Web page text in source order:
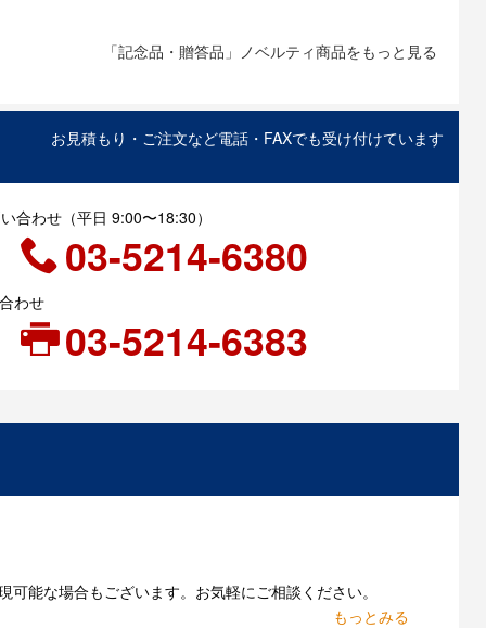
「記念品・贈答品」ノベルティ商品をもっと見る
お見積もり・ご注文など電話・FAXでも受け付けています
合わせ（平日 9:00〜18:30）
03-5214-6380
わせ
03-5214-6383
能な場合もございます。お気軽にご相談ください。